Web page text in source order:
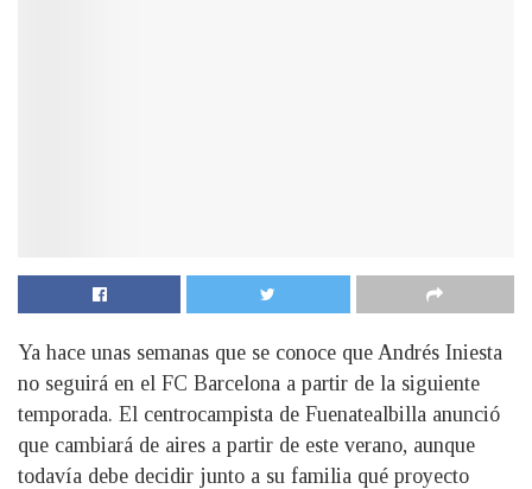
Ya hace unas semanas que se conoce que Andrés Iniesta
no seguirá en el FC Barcelona a partir de la siguiente
temporada. El centrocampista de Fuenatealbilla anunció
que cambiará de aires a partir de este verano, aunque
todavía debe decidir junto a su familia qué proyecto